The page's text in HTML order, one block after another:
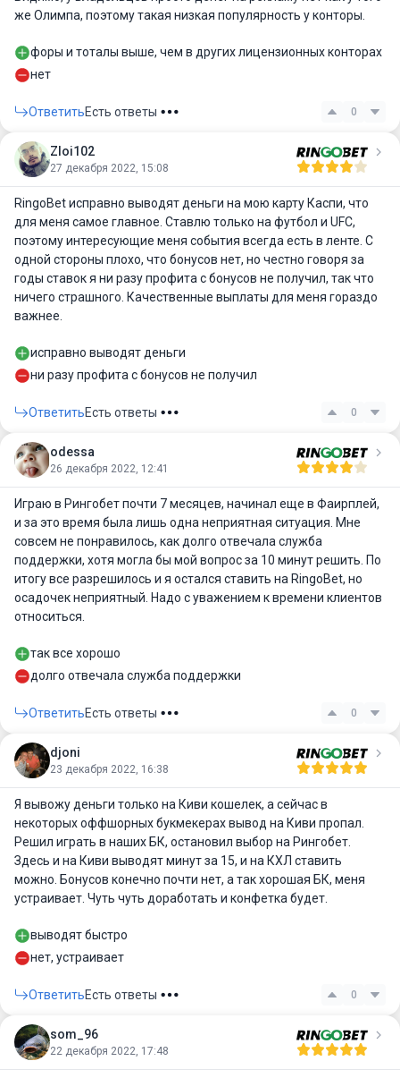
же Олимпа, поэтому такая низкая популярность у конторы.
форы и тоталы выше, чем в других лицензионных конторах
нет
ОтветитьЕсть ответы 0
Zloi102
27 декабря 2022, 15:08
RingoBet исправно выводят деньги на мою карту Каспи, что
для меня самое главное. Ставлю только на футбол и UFC,
поэтому интересующие меня события всегда есть в ленте. С
одной стороны плохо, что бонусов нет, но честно говоря за
годы ставок я ни разу профита с бонусов не получил, так что
ничего страшного. Качественные выплаты для меня гораздо
важнее.
исправно выводят деньги
ни разу профита с бонусов не получил
ОтветитьЕсть ответы 0
odessa
26 декабря 2022, 12:41
Играю в Рингобет почти 7 месяцев, начинал еще в Фаирплей,
и за это время была лишь одна неприятная ситуация. Мне
совсем не понравилось, как долго отвечала служба
поддержки, хотя могла бы мой вопрос за 10 минут решить. По
итогу все разрешилось и я остался ставить на RingoBet, но
осадочек неприятный. Надо с уважением к времени клиентов
относиться.
так все хорошо
долго отвечала служба поддержки
ОтветитьЕсть ответы 0
djoni
23 декабря 2022, 16:38
Я вывожу деньги только на Киви кошелек, а сейчас в
некоторых оффшорных букмекерах вывод на Киви пропал.
Решил играть в наших БК, остановил выбор на Рингобет.
Здесь и на Киви выводят минут за 15, и на КХЛ ставить
можно. Бонусов конечно почти нет, а так хорошая БК, меня
устраивает. Чуть чуть доработать и конфетка будет.
выводят быстро
нет, устраивает
ОтветитьЕсть ответы 0
som_96
22 декабря 2022, 17:48